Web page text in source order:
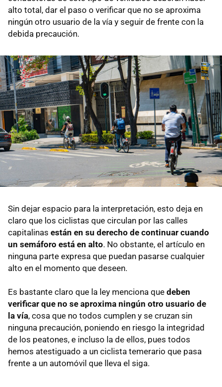
alto total, dar el paso o verificar que no se aproxima
ningún otro usuario de la vía y seguir de frente con la
debida precaución.
Sin dejar espacio para la interpretación, esto deja en
claro que los ciclistas que circulan por las calles
capitalinas están en su derecho de continuar cuando
un semáforo está en alto. No obstante, el artículo en
ninguna parte expresa que puedan pasarse cualquier
alto en el momento que deseen.
Es bastante claro que la ley menciona que deben
verificar que no se aproxima ningún otro usuario de
la vía, cosa que no todos cumplen y se cruzan sin
ninguna precaución, poniendo en riesgo la integridad
de los peatones, e incluso la de ellos, pues todos
hemos atestiguado a un ciclista temerario que pasa
frente a un automóvil que lleva el siga.